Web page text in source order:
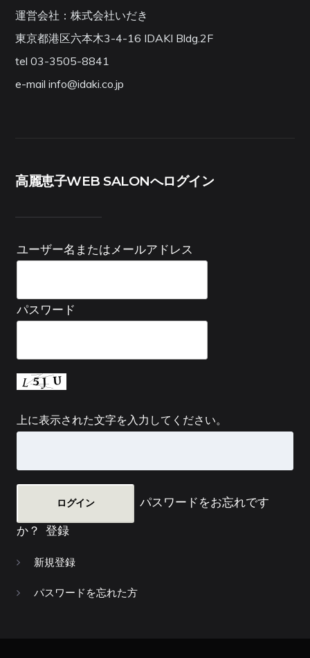
運営会社：株式会社いだき
東京都港区六本木3-4-16 IDAKI Bldg.2F
tel 03-3505-8841
e-mail info@idaki.co.jp
高麗恵子WEB SALONへログイン
ユーザー名またはメールアドレス
パスワード
上に表示された文字を入力してください。
パスワードをお忘れです
か？ 登録
新規登録
パスワードを忘れた方